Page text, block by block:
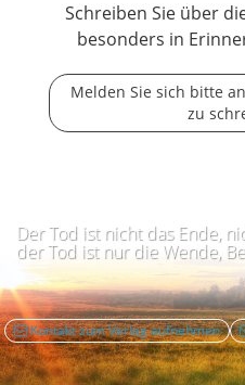
Schreiben Sie über
besonders in
Melden Sie sich bitte
zu
Der Tod ist nicht das Ende,
der Tod ist nur die Wende,
Kontakt zum Verlag aufnehmen